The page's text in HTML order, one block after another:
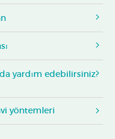
yardım edebilirsiniz:
yöntemleri